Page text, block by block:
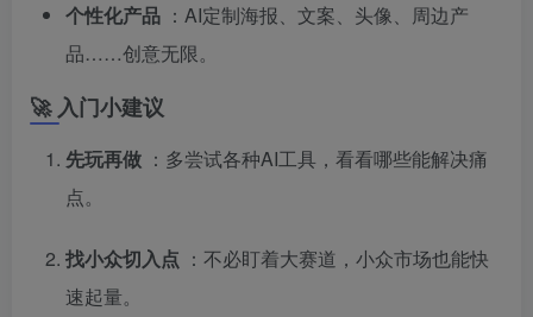
个性化产品 ：AI定制海报、文案、头像、周边产
品……创意无限。
🚀 入门小建议
先玩再做 ：多尝试各种AI工具，看看哪些能解决痛
点。
找小众切入点 ：不必盯着大赛道，小众市场也能快
速起量。